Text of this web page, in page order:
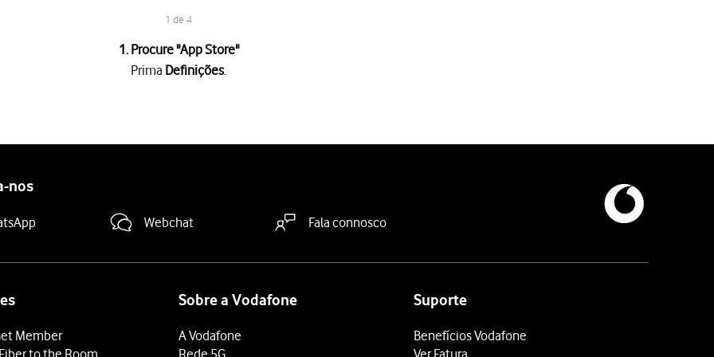
1 de 4
1. Procure "App Store"
Prima Definições.
nos
Webchat Fala connosco
Member
to the Room
Sobre a Vodafone
A Vodafone
Rede 5G
Suporte
Benefícios Vodafone
Ver Fatura